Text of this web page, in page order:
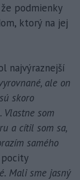
podmienky
ktorý na jej
najvýraznejší
ale on
skoro
Vlastne som
a cítil som sa,
samého
Mali sme jasný